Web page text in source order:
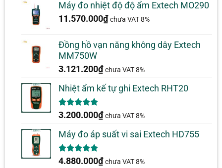
Máy đo nhiệt độ độ ẩm Extech MO290
11.570.000₫ chưa VAT 8%
Đồng hồ vạn năng không dây Extech
MM750W
3.121.200₫ chưa VAT 8%
Nhiệt ẩm kế tự ghi Extech RHT20
5.00trên 5
2
đánh giá
3.200.000₫ chưa VAT 8%
Máy đo áp suất vi sai Extech HD755
5.00trên 5
1
4.880.000₫ chưa VAT 8%